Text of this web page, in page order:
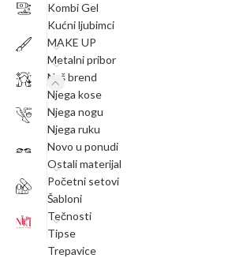
Kombi Gel
Kućni ljubimci
MAKE UP
Metalni pribor
Naš brend
Njega kose
Njega nogu
Njega ruku
Novo u ponudi
Ostali materijal
Početni setovi
Šabloni
Tečnosti
Tipse
Trepavice